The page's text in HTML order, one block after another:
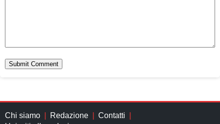
Chi siamo Redazione
Contatti